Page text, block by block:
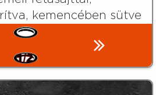
kemencében sütve